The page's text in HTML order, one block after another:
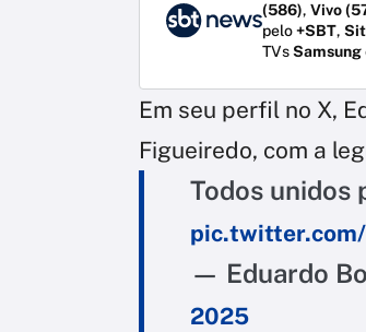
(586), Vivo
pelo+SBT,
TVsSamsung
Em seu perfil no X,
Figueiredo, com a
Todos
— Eduardo
2025